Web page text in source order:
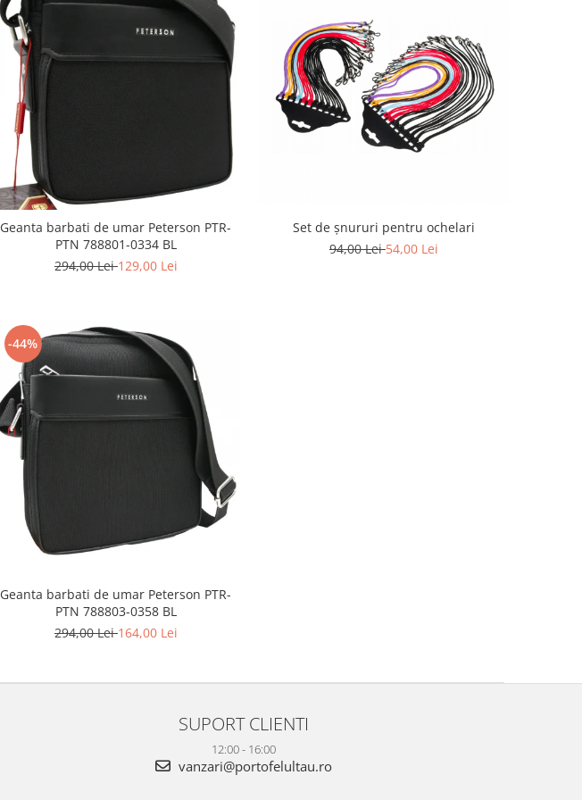
Geanta barbati de umar Peterson PTR-
PTN 788801-0334 BL
294,00 Lei129,00 Lei
Set de șnururi pentru ochelari
94,00 Lei54,00 Lei
-44%
Geanta barbati de umar Peterson PTR-
PTN 788803-0358 BL
294,00 Lei164,00 Lei
SUPORT CLIENTI
12:00 - 16:00
vanzari@portofelultau.ro